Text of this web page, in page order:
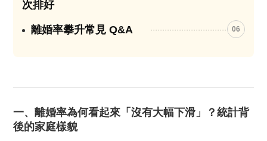
次排好
離婚率攀升常見 Q&A 06
一、離婚率為何看起來「沒有大幅下滑」？統計背
後的家庭樣貌